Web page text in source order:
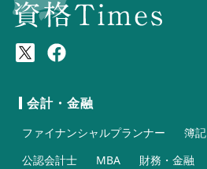
会計・金融
ファイナンシャルプランナー 簿記
公認会計士
MBA 財務・金融